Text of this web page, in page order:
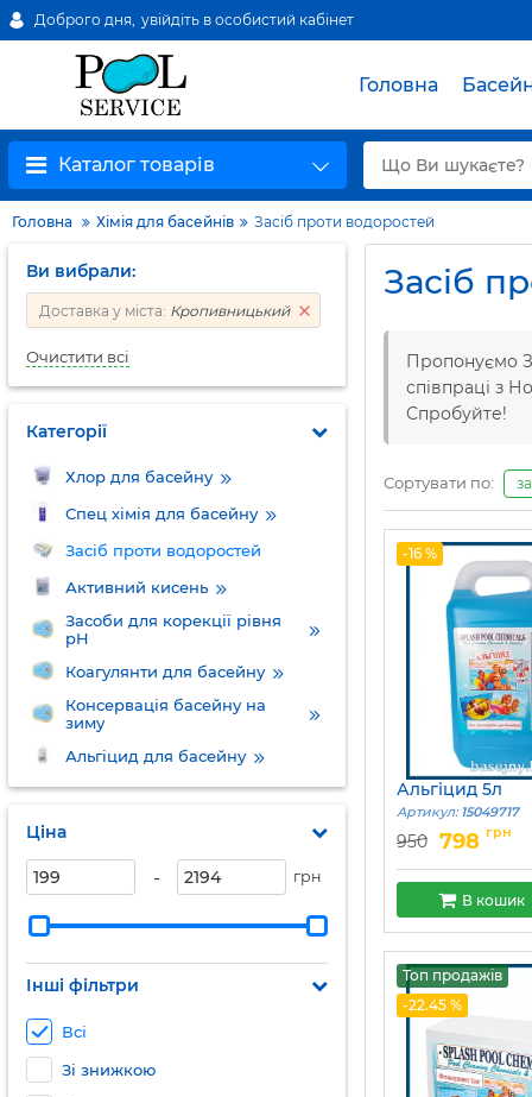
Доброго дня, увійдіть в особистий кабінет
Головна
Каталог товарів
Головна Хімія для басейнів Засіб проти водоростей
Ви вибрали:
Доставка у міста: Кропивницький
Очистити всі
Категорії
Хлор для басейну
Спец хімія для басейну
Засіб проти водоростей
Активний кисень
Засоби для корекції рівня
pH
Коагулянти для басейну
Консервація басейну на
зиму
Альгіцид для басейну
Ціна
- грн
Інші фільтри
Всі
Зі знижкою
Засіб
Пропонуємо
співпраці з
Спробуйте!
Сортувати по:
-16 %
Альгіцид 5л
Артикул: 15049717
950 798 грн
В кошик
Топ продажів
-22.45 %